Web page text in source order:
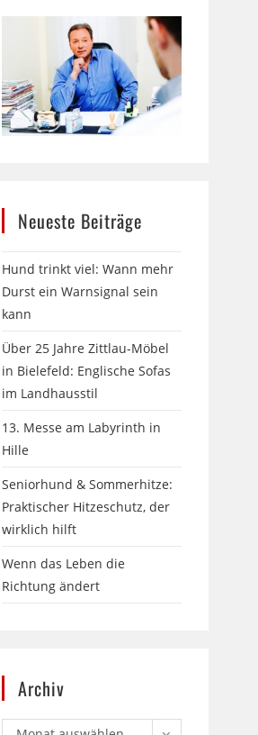
Neueste Beiträge
Hund trinkt viel: Wann mehr
Durst ein Warnsignal sein
kann
Über 25 Jahre Zittlau-Möbel
in Bielefeld: Englische Sofas
im Landhausstil
13. Messe am Labyrinth in
Hille
Seniorhund & Sommerhitze:
Praktischer Hitzeschutz, der
wirklich hilft
Wenn das Leben die
Richtung ändert
Archiv